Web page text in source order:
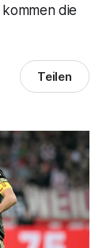
die
Teilen